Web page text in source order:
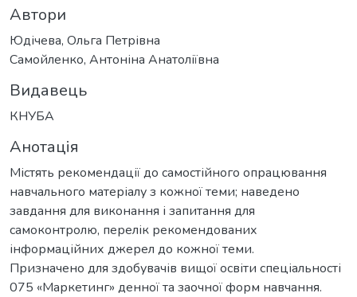
Автори
Юдічева, Ольга Петрівна
Самойленко, Антоніна Анатоліївна
Видавець
КНУБА
Анотація
Містять рекомендації до самостійного опрацювання
навчального матеріалу з кожної теми; наведено
завдання для виконання і запитання для
самоконтролю, перелік рекомендованих
інформаційних джерел до кожної теми.
Призначено для здобувачів вищої освіти спеціальності
075 «Маркетинг» денної та заочної форм навчання.